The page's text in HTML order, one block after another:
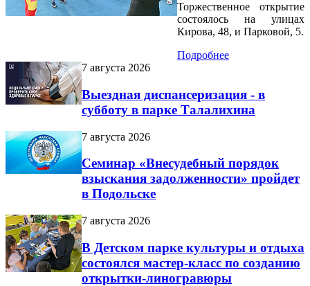
Торжественное открытие
состоялось на улицах
Кирова, 48, и Парковой, 5.
Подробнее
7 августа 2026
Выездная диспансеризация - в
субботу в парке Талалихина
7 августа 2026
Семинар «Внесудебный порядок
взыскания задолженности» пройдет
в Подольске
7 августа 2026
В Детском парке культуры и отдыха
состоялся мастер-класс по созданию
открытки-линогравюры